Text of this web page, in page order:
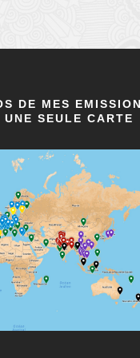
DE MES
SEULE CARTE